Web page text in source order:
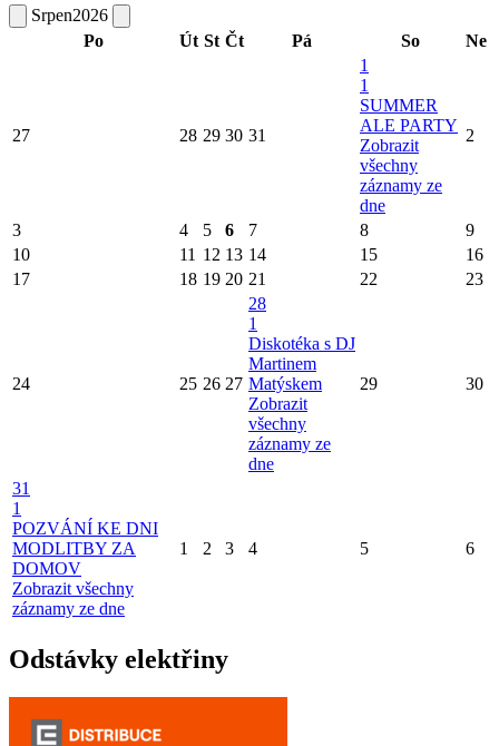
Srpen2026
Po
Út St Čt Pá So Ne
27 28 29 30 31
1
1
SUMMER
ALE PARTY
Zobrazit
všechny
záznamy ze
dne
2
3 4 5 6 7 8
9
10
11 12 13 14 15
16
17
18 19 20 21 22 23
24 25 26 27
28
1
Diskotéka s DJ
Martinem
Matýskem
Zobrazit
všechny
záznamy ze
dne
29 30
31
1
POZVÁNÍ KE DNI
MODLITBY ZA
DOMOV
Zobrazit všechny
záznamy ze dne
1 2 3 4 5 6
Odstávky elektřiny